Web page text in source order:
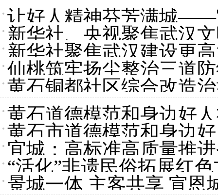
让好人精神芬芳满城——
调度侧记
新华社、央视聚焦武汉
新华社聚焦武汉建设更
仙桃筑牢扬尘整治三道
黄石铜都社区综合改造
黄石道德模范和身边好
黄石市道德模范和身边
宜城：高标准高质量推
“活化”非遗民俗拓展红
景城一体 主客共享 宣恩